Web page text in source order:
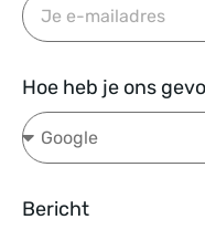
Hoe heb je ons
Bericht